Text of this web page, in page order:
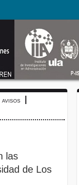
AVISOS
las
de Los